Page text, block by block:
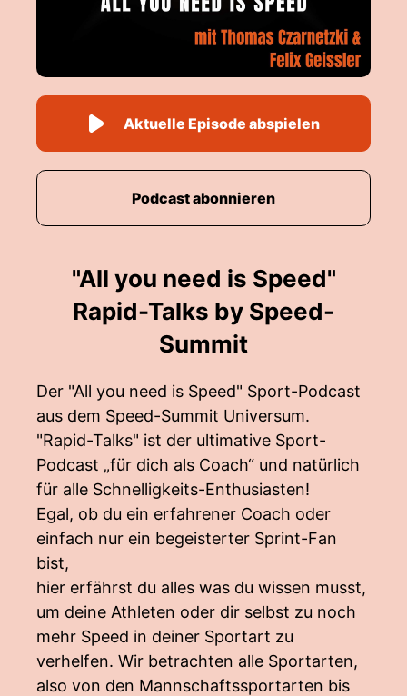
"All you need is Speed"
Rapid-Talks by Speed-
Summit
Der "All you need is Speed" Sport-Podcast
aus dem Speed-Summit Universum.
"Rapid-Talks" ist der ultimative Sport-
Podcast „für dich als Coach“ und natürlich
für alle Schnelligkeits-Enthusiasten!
Egal, ob du ein erfahrener Coach oder
einfach nur ein begeisterter Sprint-Fan
bist,
hier erfährst du alles was du wissen musst,
um deine Athleten oder dir selbst zu noch
mehr Speed in deiner Sportart zu
verhelfen. Wir betrachten alle Sportarten,
also von den Mannschaftssportarten bis
Aktuelle Episode abspielen
Podcast abonnieren